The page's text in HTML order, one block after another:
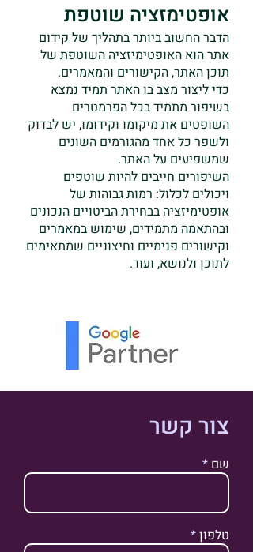
אופטימזציה שוטפת
הדבר החשוב ביותר בתהליך של קידום
אתר הוא האופטימיזציה השוטפת של
תוכן האתר, הקישורים והמאמרים.
כדי ליצור מצב בו האתר תמיד נמצא
בשיפור מתמיד בכל הפרמטרים
השופטים את מיקומו וקידומו, יש לבדוק
ולשפר כל אחד מהגורמים השונים
שמשפיעים על האתר.
השיפורים חייבים להיות שוטפים
ויכולים לכלול: רמות גבוהות של
אופטימיזציה בבחירת הביטויים הנכונים
ובהתאמה מתמידים, שימוש במאמרים
וקישורים פנימיים וחיצוניים שמתאימים
לתוכן ולנושא, ועוד.
צור קשר
שם
טלפון